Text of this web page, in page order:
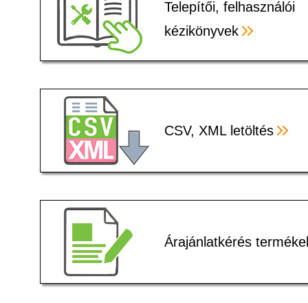
Telepítői, felhasználói
kézikönyvek
CSV, XML letöltés
Árajánlatkérés